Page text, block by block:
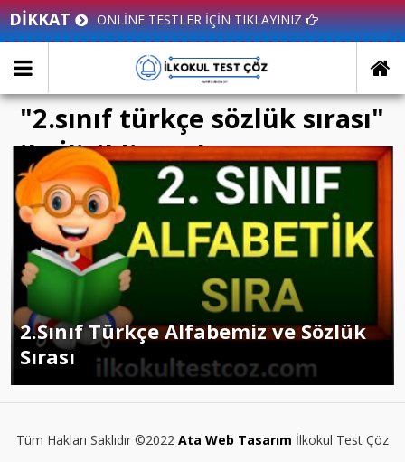
DİKKAT ONLİNE TESTLER İÇİN TIKLAYINIZ
"2.sınıf türkçe sözlük sırası"
ile İlişikli yazılar
2.Sınıf Türkçe Alfabemiz ve Sözlük
Sırası
Tüm Hakları Saklıdır ©2022 Ata Web Tasarım İlkokul Test Çöz